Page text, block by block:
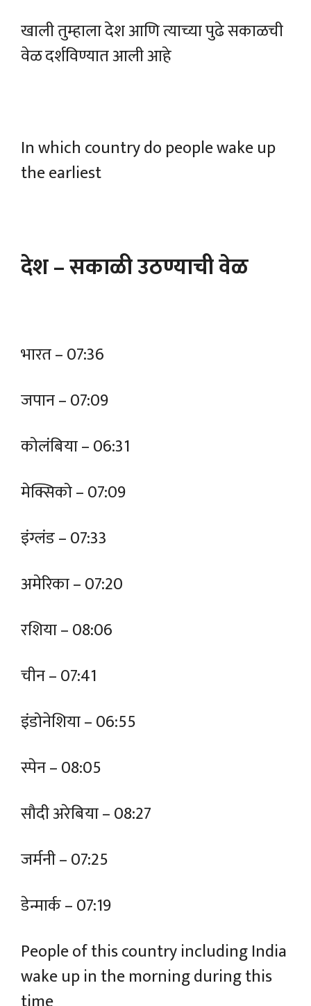
खाली तुम्हाला देश आणि त्याच्या पुढे सकाळची
वेळ दर्शविण्यात आली आहे
In which country do people wake up
the earliest
देश – सकाळी उठण्याची वेळ
भारत – 07:36
जपान – 07:09
कोलंबिया – 06:31
मेक्सिको – 07:09
इंग्लंड – 07:33
अमेरिका – 07:20
रशिया – 08:06
चीन – 07:41
इंडोनेशिया – 06:55
स्पेन – 08:05
सौदी अरेबिया – 08:27
जर्मनी – 07:25
डेन्मार्क – 07:19
People of this country including India
wake up in the morning during this